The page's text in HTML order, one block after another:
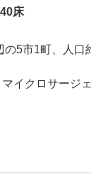
床
5市1町、人
イクロサージ